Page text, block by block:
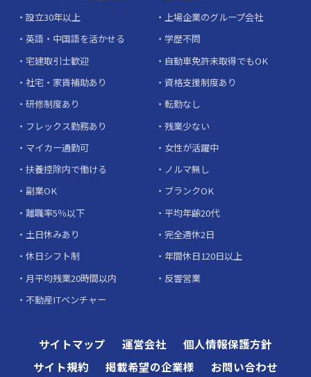
設立30年以上
上場企業のグループ会社
英語・中国語を活かせる
学歴不問
宅建取引士歓迎
自動車免許未取得でもOK
社宅・家賃補助あり
資格支援制度あり
研修制度あり
転勤なし
フレックス勤務あり
残業少ない
マイカー通勤可
女性が活躍中
扶養控除内で働ける
ノルマ無し
副業OK
ブランクOK
離職率5％以下
平均年齢20代
土日休みあり
完全週休2日
休日シフト制
年間休日120日以上
月平均残業20時間以内
反響営業
不動産ITベンチャー
サイトマップ 運営会社
個人情報保護方針
サイト規約
掲載希望の企業様 お問い合わせ